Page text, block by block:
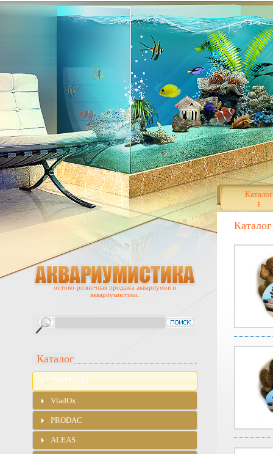
Каталог
Каталог
оптово-розничная продажа аквариумов и
аквариумистики.
Каталог
ЭKO Грунт
VladOx
PRODAC
ALEAS